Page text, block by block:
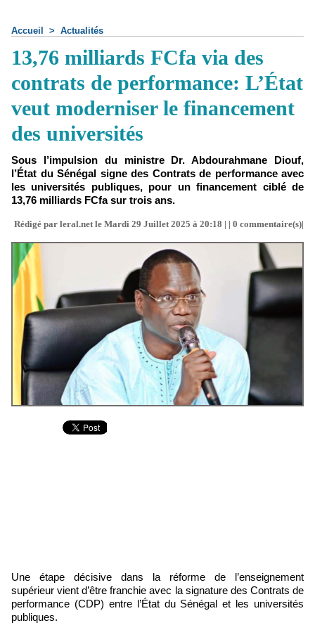
Accueil > Actualités
13,76 milliards FCfa via des
contrats de performance: L’État
veut moderniser le financement
des universités
Sous l’impulsion du ministre Dr. Abdourahmane Diouf,
l’État du Sénégal signe des Contrats de performance avec
les universités publiques, pour un financement ciblé de
13,76 milliards FCfa sur trois ans.
Rédigé par leral.net le Mardi 29 Juillet 2025 à 20:18 | | 0 commentaire(s)|
Une étape décisive dans la réforme de l’enseignement
supérieur vient d’être franchie avec la signature des Contrats de
performance (CDP) entre l’État du Sénégal et les universités
publiques.